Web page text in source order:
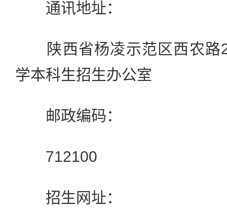
通讯地址：
陕西省杨凌示范区西农路
学本科生招生办公室
邮政编码：
712100
招生网址：